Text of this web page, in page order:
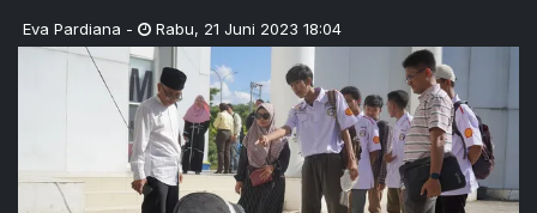
Eva Pardiana - Rabu, 21 Juni 2023 18:04